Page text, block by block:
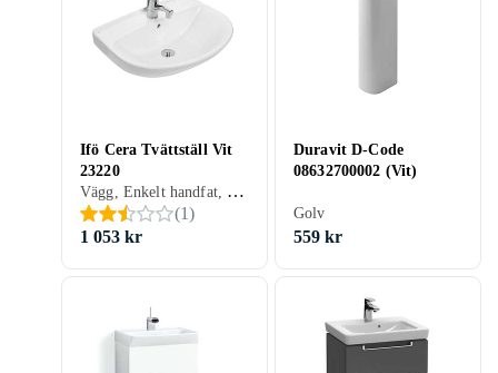
Ifö Cera Tvättställ Vit
23220
Vägg, Enkelt handfat, 570 mm, Vit
(1)
1 053 kr
Duravit D-Code
08632700002 (Vit)
Golv
559 kr